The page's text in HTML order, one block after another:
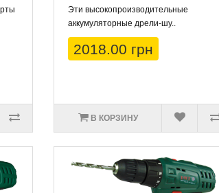
Эти высокопроизводительные
аккумуляторные дрели-шу..
2018.00 грн
В КОРЗИНУ